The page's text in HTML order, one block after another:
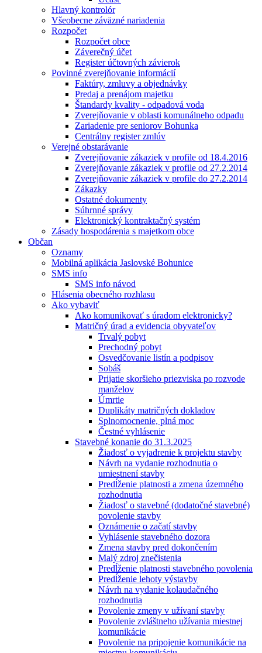
Hlavný kontrolór
Všeobecne záväzné nariadenia
Rozpočet
Rozpočet obce
Záverečný účet
Register účtovných závierok
Povinné zverejňovanie informácií
Faktúry, zmluvy a objednávky
Predaj a prenájom majetku
Štandardy kvality - odpadová voda
Zverejňovanie v oblasti komunálneho odpadu
Zariadenie pre seniorov Bohunka
Centrálny register zmlúv
Verejné obstarávanie
Zverejňovanie zákaziek v profile od 18.4.2016
Zverejňovanie zákaziek v profile od 27.2.2014
Zverejňovanie zákaziek v profile do 27.2.2014
Zákazky
Ostatné dokumenty
Súhrnné správy
Elektronický kontraktačný systém
Zásady hospodárenia s majetkom obce
Občan
Oznamy
Mobilná aplikácia Jaslovské Bohunice
SMS info
SMS info návod
Hlásenia obecného rozhlasu
Ako vybaviť
Ako komunikovať s úradom elektronicky?
Matričný úrad a evidencia obyvateľov
Trvalý pobyt
Prechodný pobyt
Osvedčovanie listín a podpisov
Sobáš
Prijatie skoršieho priezviska po rozvode
manželov
Úmrtie
Duplikáty matričných dokladov
Splnomocnenie, plná moc
Čestné vyhlásenie
Stavebné konanie do 31.3.2025
Žiadosť o vyjadrenie k projektu stavby
Návrh na vydanie rozhodnutia o
umiestnení stavby
Predĺženie platnosti a zmena územného
rozhodnutia
Žiadosť o stavebné (dodatočné stavebné)
povolenie stavby
Oznámenie o začatí stavby
Vyhlásenie stavebného dozora
Zmena stavby pred dokončením
Malý zdroj znečistenia
Predĺženie platnosti stavebného povolenia
Predĺženie lehoty výstavby
Návrh na vydanie kolaudačného
rozhodnutia
Povolenie zmeny v užívaní stavby
Povolenie zvláštneho užívania miestnej
komunikácie
Povolenie na pripojenie komunikácie na